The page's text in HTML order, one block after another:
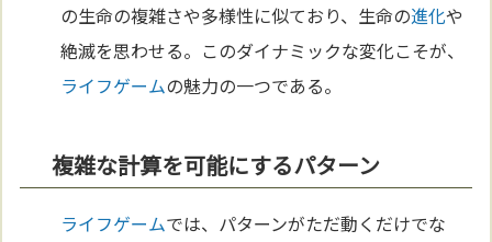
の生命の複雑さや多様性に似ており、生命の進化や
絶滅を思わせる。このダイナミックな変化こそが、
ライフゲームの魅力の一つである。
複雑な計算を可能にするパターン
ライフゲームでは、パターンがただ動くだけでな